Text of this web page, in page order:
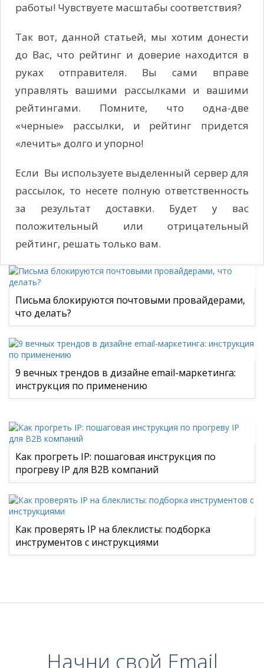
работы! Чувствуете масштабы соответствия?
Так вот, данной статьей, мы хотим донести
до Вас, что рейтинг и доверие находится в
руках отправителя. Вы сами вправе
управлять вашими рассылками и вашими
рейтингами. Помните, что одна-две
«черные» рассылки, и рейтинг придется
«лечить» долго и упорно!
Если Вы используете выделенный сервер для
рассылок, то несете полную ответственность
за результат доставки. Будет у вас
положительный или отрицательный
рейтинг, решать только вам.
Письма блокируются почтовыми провайдерами,
что делать?
9 вечных трендов в дизайне email-маркетинга:
инструкция по применению
Как прогреть IP: пошаговая инструкция по
прогреву IP для B2B компаний
Как проверять IP на блеклисты: подборка
инструментов с инструкциями
Начни свой Email